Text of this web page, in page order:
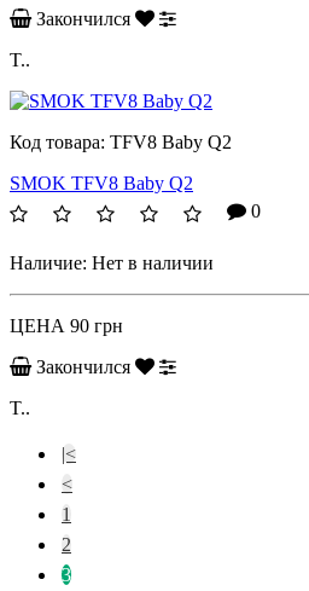
Закончился
T..
Код товара: TFV8 Baby Q2
SMOK TFV8 Baby Q2
0
Наличие: Нет в наличии
ЦЕНА 90 грн
Закончился
T..
|<
<
1
2
3